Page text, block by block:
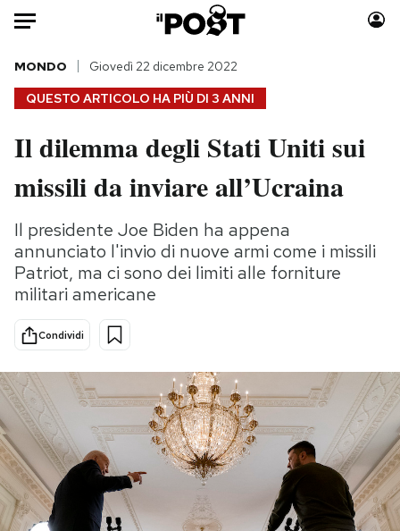
Auto
HOME
Italia
Politica
Tecnologia
Internet
Scienza
Cultura
Economia
Moda
Consumismi
Storie/Idee
Ok Boomer!
Media
PODCAST
NEWSLETTER
QUESTO ARTICOLO HA PIÙ DI 3 ANNI
MONDO Giovedì 22 dicembre 2022
Il dilemma degli Stati Uniti sui
missili da inviare all’Ucraina
Il presidente Joe Biden ha appena
annunciato l'invio di nuove armi come i missili
Patriot, ma ci sono dei limiti alle forniture
militari americane
Condividi